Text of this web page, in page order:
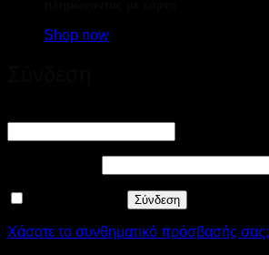
Shop now
Σύνδεση
Χάσατε το συνθηματικό πρόσβασής σας;